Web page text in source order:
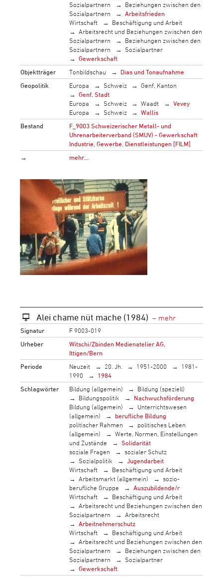
Sozialpartnern
Beziehungen zwischen den
Sozialpartnern
Arbeitsfrieden
Wirtschaft
Beschäftigung und Arbeit
Arbeitsrecht und Beziehungen zwischen den
Sozialpartnern
Beziehungen zwischen den
Sozialpartnern
Sozialpartner
Gewerkschaft
Objektträger
Tonbildschau
Dias und Tonaufnahme
Geopolitik
Europa Schweiz
Genf, Kanton
Genf, Stadt
Europa
Schweiz Waadt
Vevey
Europa
Schweiz
Wallis
Bestand
F_9003 Schweizerischer Metall- und
Uhrenarbeiterverband (SMUV) - Gewerkschaft
Industrie, Gewerbe, Dienstleistungen [FILM]
→
mehr…
Alei chame nüt mache (1984)
Signatur
F 9003-019
Urheber
Witschi/Zbinden Medienatelier AG,
Ittigen/Bern
Periode
Neuzeit 20. Jh. 1951-2000
1981-
1990
1984
Schlagwörter
Bildung (allgemein)
Bildung (speziell)
Bildungspolitik
Nachwuchsförderung
Bildung (allgemein)
Unterrichtswesen
(allgemein)
berufliche Bildung
politischer Rahmen
politisches Leben
(allgemein)
Werte, Normen, Einstellungen
und Zustände
Solidarität
soziale Fragen
sozialer Schutz
Sozialpolitik
Jugendarbeit
Wirtschaft
Beschäftigung und Arbeit
Arbeitsmarkt (allgemein)
sozio-
berufliche Gruppe
Auszubildende/r
Wirtschaft
Beschäftigung und Arbeit
Arbeitsrecht und Beziehungen zwischen den
Sozialpartnern
Arbeitsrecht
Arbeitnehmerschutz
Wirtschaft
Beschäftigung und Arbeit
Arbeitsrecht und Beziehungen zwischen den
Sozialpartnern
Beziehungen zwischen den
Sozialpartnern
Sozialpartner
Gewerkschaft